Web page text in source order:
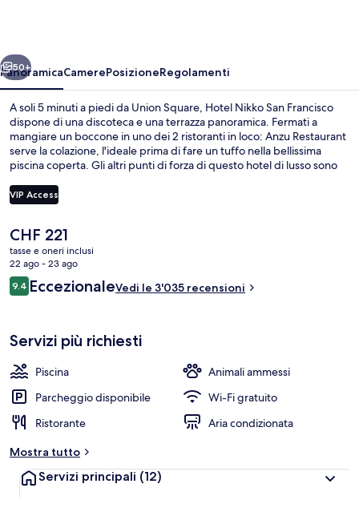
Avanti
50+
PanoramicaCamerePosizioneRegolamenti
A soli 5 minuti a piedi da Union Square, Hotel Nikko San Francisco
dispone di una discoteca e una terrazza panoramica. Fermati a
mangiare un boccone in uno dei 2 ristoranti in loco: Anzu Restaurant
serve la colazione, l'ideale prima di fare un tuffo nella bellissima
piscina coperta. Gli altri punti di forza di questo hotel di lusso sono
viaggiatori menzionano la piscina e i letti comodi. La struttura è a
pochi passi da Stazione metro di Powell St & O’Farrell St, mentre
VIP Access
Il
prezzo
attuale
è
CHF 221
CHF 221
tasse e oneri inclusi
22 ago - 23 ago
Recensioni
9.49.4 su 10
EccezionaleVedi le 3'035 recensioni
Servizi più richiesti
Piscina
Animali ammessi
Parcheggio disponibile
Wi-Fi gratuito
Ristorante
Aria condizionata
Mostra tutto
Servizi principali (12)